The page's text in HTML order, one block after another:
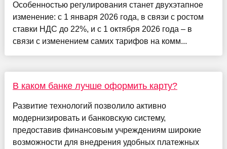
Особенностью регулирования станет двухэтапное
изменение: с 1 января 2026 года, в связи с ростом
ставки НДС до 22%, и с 1 октября 2026 года – в
связи с изменением самих тарифов на комм...
В каком банке лучше оформить карту?
Развитие технологий позволило активно
модернизировать и банковскую систему,
предоставив финансовым учреждениям широкие
возможности для внедрения удобных платежных